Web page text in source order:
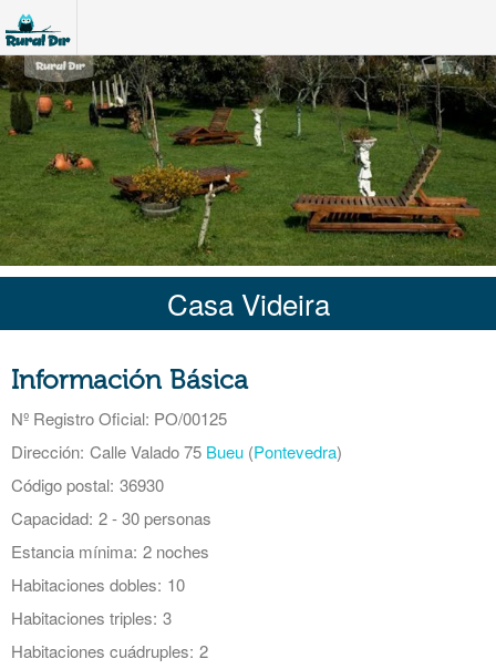
Casa Videira
Información Básica
Nº Registro Oficial: PO/00125
Dirección: Calle Valado 75 Bueu (Pontevedra)
Código postal: 36930
Capacidad: 2 - 30 personas
Estancia mínima: 2 noches
Habitaciones dobles: 10
Habitaciones triples: 3
Habitaciones cuádruples: 2